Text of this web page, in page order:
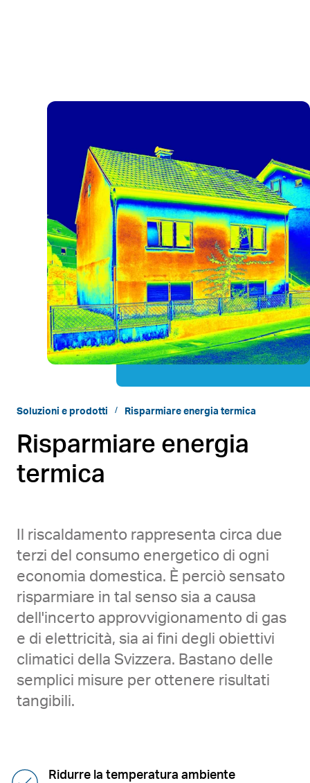
Soluzioni e prodotti Risparmiare energia termica
Risparmiare energia
termica
Il riscaldamento rappresenta circa due
terzi del consumo energetico di ogni
economia domestica. È perciò sensato
risparmiare in tal senso sia a causa
dell'incerto approvvigionamento di gas
e di elettricità, sia ai fini degli obiettivi
climatici della Svizzera. Bastano delle
semplici misure per ottenere risultati
tangibili.
Ridurre la temperatura ambiente